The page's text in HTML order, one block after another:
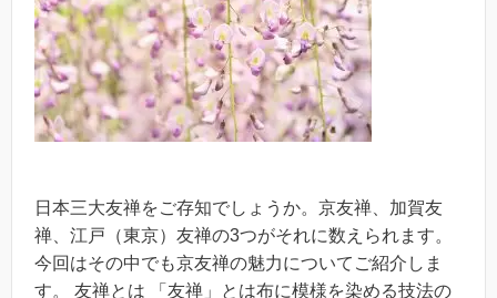
日本三大友禅をご存知でしょうか。京友禅、加賀友
禅、江戸（東京）友禅の3つがそれに数えられます。
今回はその中でも京友禅の魅力についてご紹介しま
す。 友禅とは 「友禅」とは布に模様を染める技法の